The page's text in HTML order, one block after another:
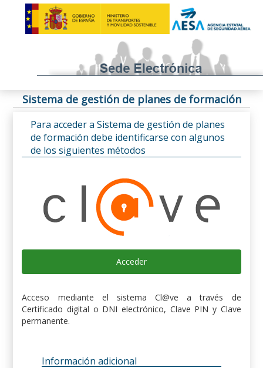
Sistema de gestión de planes de formación
Para acceder a Sistema de gestión de planes
de formación debe identificarse con algunos
de los siguientes métodos
Acceder
Acceso mediante el sistema Cl@ve a través de
Certificado digital o DNI electrónico, Clave PIN y Clave
permanente.
Información adicional